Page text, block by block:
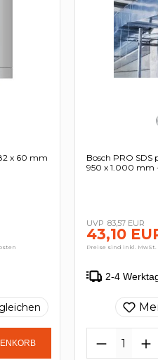
x 60 mm
Bosch PRO SDS
950 x 1.000 mm
83,57 EUR
43,10
Preise sind inkl.
2-4